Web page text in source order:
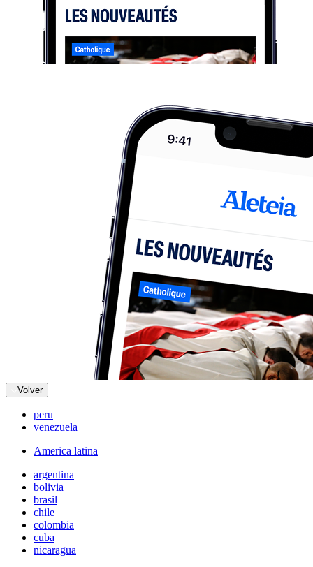
Volver
peru
venezuela
America latina
argentina
bolivia
brasil
chile
colombia
cuba
nicaragua